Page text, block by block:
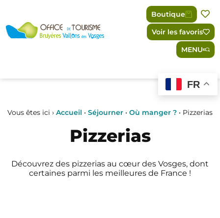
Boutique
Voir les favoris
MENU
FR
Vous êtes ici › Accueil • Séjourner • Où manger ? • Pizzerias
Pizzerias
Découvrez des pizzerias au cœur des Vosges, dont
certaines parmi les meilleures de France !